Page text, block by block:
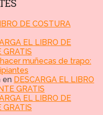
DE COSTURA
EL LIBRO DE
GRATIS
muñecas de trapo:
en DESCARGA EL LIBRO
GRATIS
EL LIBRO DE
GRATIS